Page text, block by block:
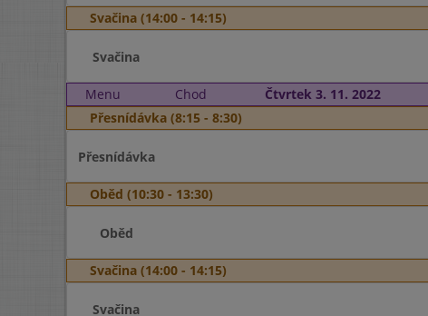
Svačina (14:00 - 14:15)
Svačina
Menu Chod
Čtvrtek 3. 11. 2022
Přesnídávka (8:15 - 8:30)
Přesnídávka
Oběd (10:30 - 13:30)
Oběd
Svačina (14:00 - 14:15)
Svačina